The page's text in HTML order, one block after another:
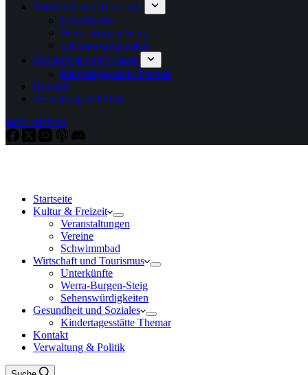
Wirtschaft und Tourismus
Unterkünfte
Werra-Burgen-Steig
Sehenswürdigkeiten
Gesundheit und Soziales
Kindertagesstätte Themar
Kontakt
Verwaltung & Politik
mehr erfahren
Startseite
Kultur & Freizeit
Veranstaltungen
Vereine
Schwimmbad
Wirtschaft und Tourismus
Unterkünfte
Werra-Burgen-Steig
Sehenswürdigkeiten
Gesundheit und Soziales
Kindertagesstätte Themar
Kontakt
Verwaltung & Politik